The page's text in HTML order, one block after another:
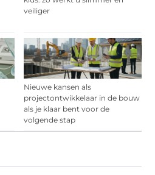
veiliger
Nieuwe kansen als
projectontwikkelaar in de bouw
als je klaar bent voor de
volgende stap